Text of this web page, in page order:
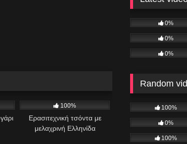
100%
Ερασιτεχνική τσόντα με
μελαχρινή Ελληνίδα
0%
0%
0%
Random
100%
0%
100%